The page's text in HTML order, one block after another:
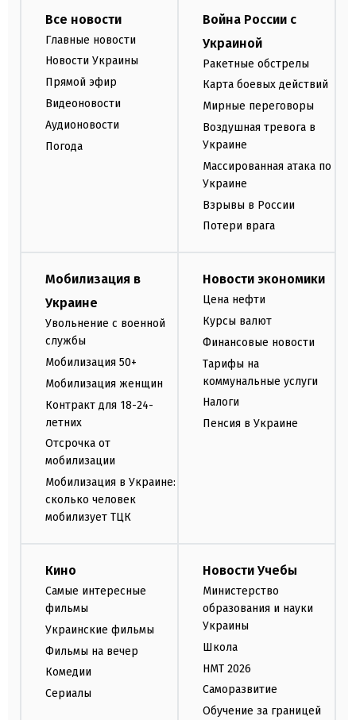
Все новости
Главные новости
Новости Украины
Прямой эфир
Видеоновости
Аудионовости
Погода
Война России с
Украиной
Ракетные обстрелы
Карта боевых действий
Мирные переговоры
Воздушная тревога в
Украине
Массированная атака по
Украине
Взрывы в России
Потери врага
Мобилизация в
Украине
Увольнение с военной
службы
Мобилизация 50+
Мобилизация женщин
Контракт для 18-24-
летних
Отсрочка от
мобилизации
Мобилизация в Украине:
сколько человек
мобилизует ТЦК
Новости экономики
Цена нефти
Курсы валют
Финансовые новости
Тарифы на
коммунальные услуги
Налоги
Пенсия в Украине
Кино
Самые интересные
фильмы
Украинские фильмы
Фильмы на вечер
Комедии
Сериалы
Новости Учебы
Министерство
образования и науки
Украины
Школа
НМТ 2026
Саморазвитие
Обучение за границей